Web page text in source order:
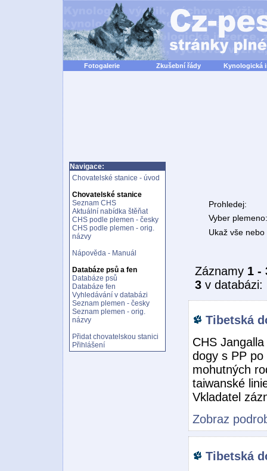
Fotogalerie Zkušební řády Kynologická
Navigace:
Chovatelské stanice - úvod
Chovatelské stanice
Seznam CHS
Aktuální nabídka štěňat
CHS podle plemen - česky
CHS podle plemen - orig.
názvy
Nápověda - Manuál
Databáze psů a fen
Databáze psů
Databáze fen
Vyhledávání v databázi
Seznam plemen - česky
Seznam plemen - orig.
názvy
Přidat chovatelskou stanici
Přihlášení
Prohledej:
Vyber plemeno:
Ukaž vše
Záznamy 1 -
3 v databázi:
Tibetská
CHS
dogy s PP
mohutných
taiwanské
Vkladatel
Zobraz
Tibetská